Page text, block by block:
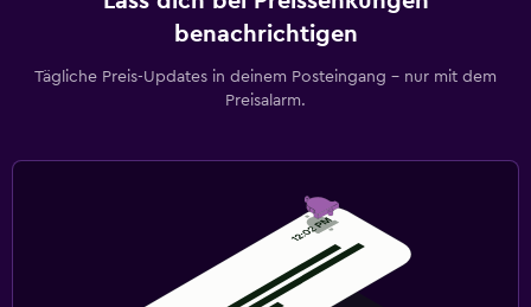
benachrichtigen
Tägliche Preis-Updates in deinem Posteingang – nur mit dem
Preisalarm.